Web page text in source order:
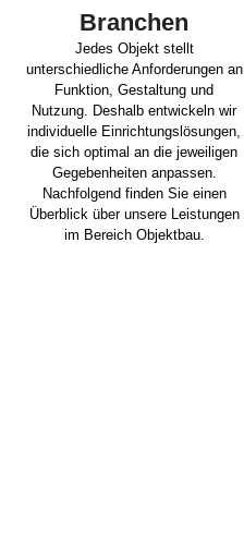
Branchen
Jedes Objekt stellt
unterschiedliche Anforderungen an
Funktion, Gestaltung und
Nutzung. Deshalb entwickeln wir
individuelle Einrichtungslösungen,
die sich optimal an die jeweiligen
Gegebenheiten anpassen.
Nachfolgend finden Sie einen
Überblick über unsere Leistungen
im Bereich Objektbau.